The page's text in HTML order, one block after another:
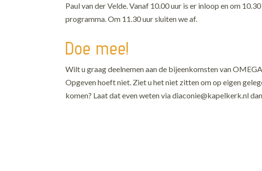
Paul van der Velde.Vanaf 10.00 uur is er inloop en om
programma. Om 11.30 uur sluiten we af.
Doe mee!
Wilt u graag deelnemen aan de bijeenkomsten van
Opgeven hoeft niet. Ziet u het niet zitten om op eigen
komen? Laat dat even weten via diaconie@kapelkerk.nl